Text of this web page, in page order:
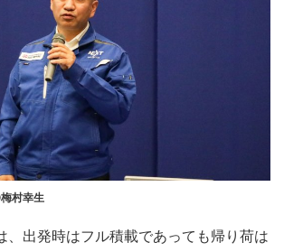
村幸生
出発時はフル積載であっても帰り荷は